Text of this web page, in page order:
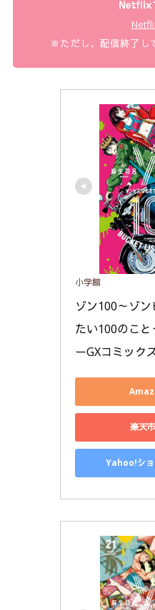
Netflix
※ただし、配信終了し
小学館
ゾン100～ゾ
たい100のこ
ーGXコミック
楽天
Yahoo!ショ